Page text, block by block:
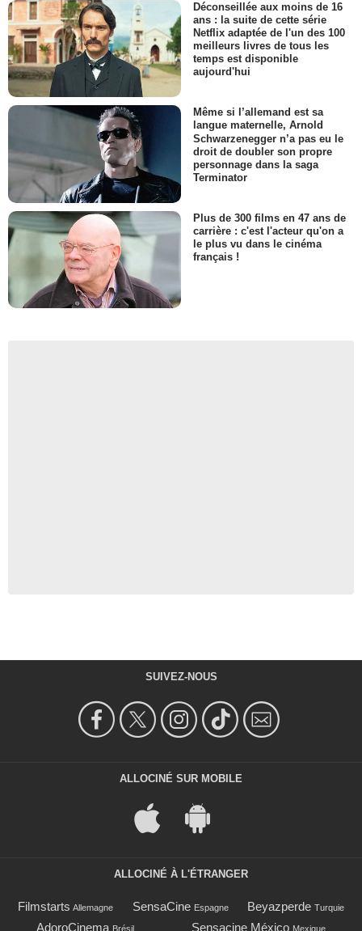
Déconseillée aux moins de 16
ans : la suite de cette série
Netflix adaptée de l'un des 100
meilleurs livres de tous les
temps est disponible
aujourd'hui
Même si l’allemand est sa
langue maternelle, Arnold
Schwarzenegger n’a pas eu le
droit de doubler son propre
personnage dans la saga
Terminator
Plus de 300 films en 47 ans de
carrière : c'est l'acteur qu'on a
le plus vu dans le cinéma
français !
SUIVEZ-NOUS
ALLOCINÉ SUR MOBILE
ALLOCINÉ À L'ÉTRANGER
Filmstarts Allemagne SensaCine Espagne Beyazperde Turquie
AdoroCinema Brésil Sensacine México Mexique